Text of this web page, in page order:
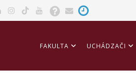
FAKULTA UCHÁDZAČI